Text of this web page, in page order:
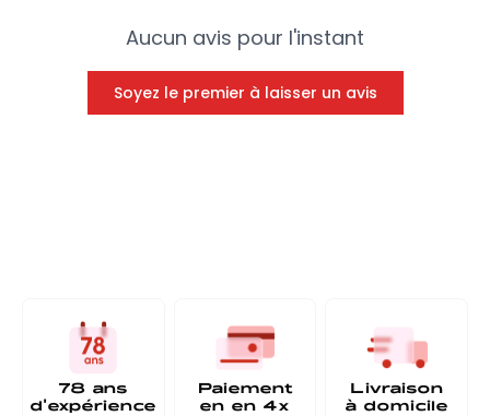
Aucun avis pour l'instant
Soyez le premier à laisser un avis
78 ans
d'expérience
Paiement
en en 4x
Livraison
à domicile